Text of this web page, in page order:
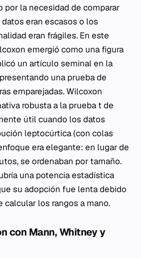
por la necesidad de comparar
eran escasos o los
eran frágiles. En este
emergió como una figura
un artículo seminal en la
presentando una prueba de
emparejadas. Wilcoxon
robusta a la prueba t de
útil cuando los datos
leptocúrtica (con colas
era elegante: en lugar de
se ordenaban por tamaño.
una potencia estadística
su adopción fue lenta debido
calcular los rangos a mano.
con Mann, Whitney y